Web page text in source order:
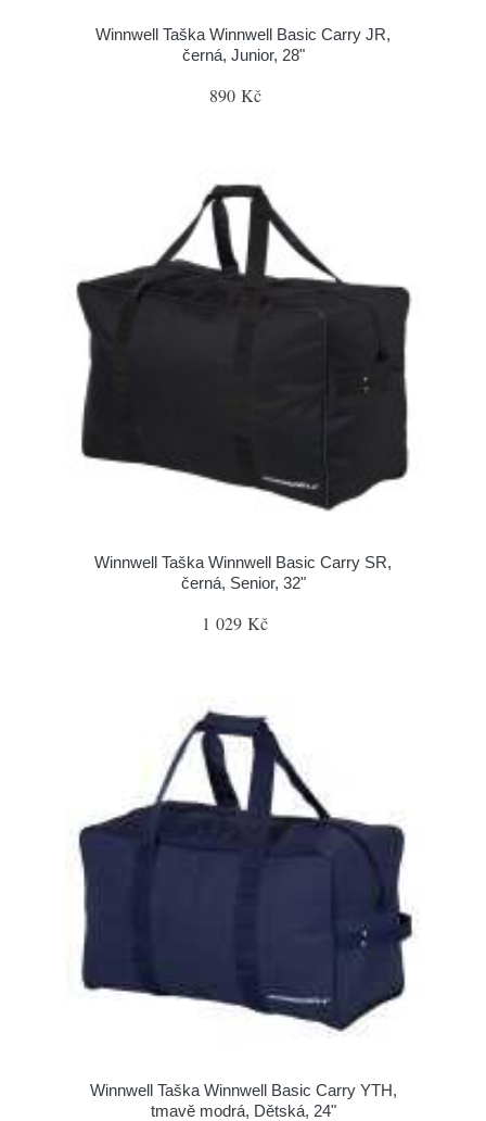
Winnwell Taška Winnwell Basic Carry JR,
černá, Junior, 28"
890 Kč
Winnwell Taška Winnwell Basic Carry SR,
černá, Senior, 32"
1 029 Kč
Winnwell Taška Winnwell Basic Carry YTH,
tmavě modrá, Dětská, 24"